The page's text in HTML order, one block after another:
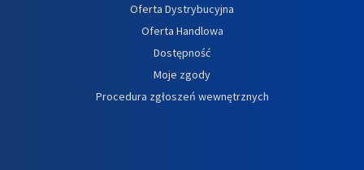
Oferta Dystrybucyjna
Oferta Handlowa
Dostępność
Moje zgody
Procedura zgłoszeń wewnętrznych